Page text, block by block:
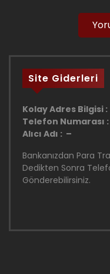
Site Giderleri
Kolay Adres Bilgisi :
Telefon Numarası :
Alıcı Adı : –
Bankanızdan Para
Dedikten Sonra
Gönderebilirsiniz.